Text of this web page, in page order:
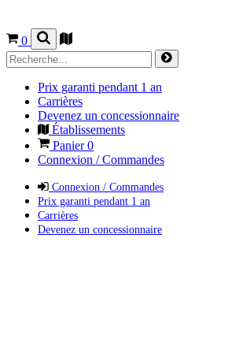
0
Prix garanti pendant 1 an
Carrières
Devenez un concessionnaire
Établissements
Panier0
Connexion / Commandes
Connexion / Commandes
Prix garanti pendant 1 an
Carrières
Devenez un concessionnaire